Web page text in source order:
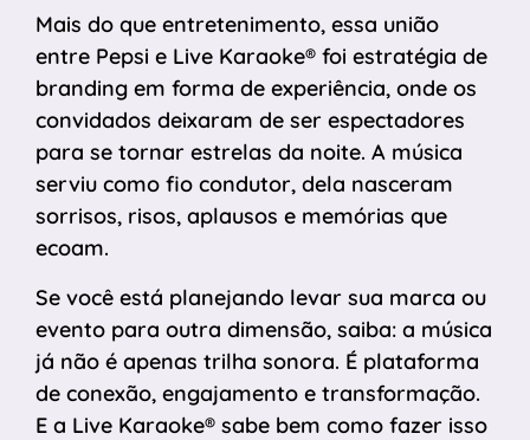
Mais do que entretenimento, essa união
entre Pepsi e Live Karaoke® foi estratégia de
branding em forma de experiência, onde os
convidados deixaram de ser espectadores
para se tornar estrelas da noite. A música
serviu como fio condutor, dela nasceram
sorrisos, risos, aplausos e memórias que
ecoam.
Se você está planejando levar sua marca ou
evento para outra dimensão, saiba: a música
já não é apenas trilha sonora. É plataforma
de conexão, engajamento e transformação.
E a Live Karaoke® sabe bem como fazer isso